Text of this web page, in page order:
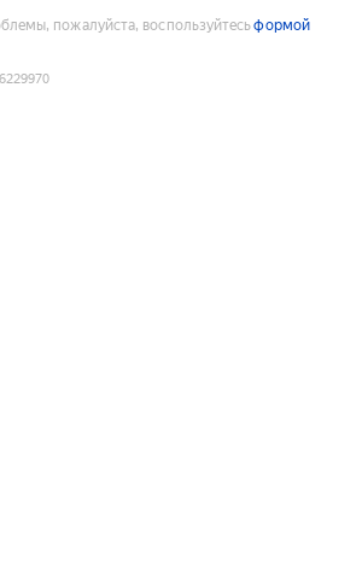
пожалуйста, воспользуйтесьформой